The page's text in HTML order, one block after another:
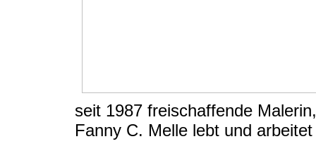
seit 1987 freischaffende
Fanny C. Melle lebt und